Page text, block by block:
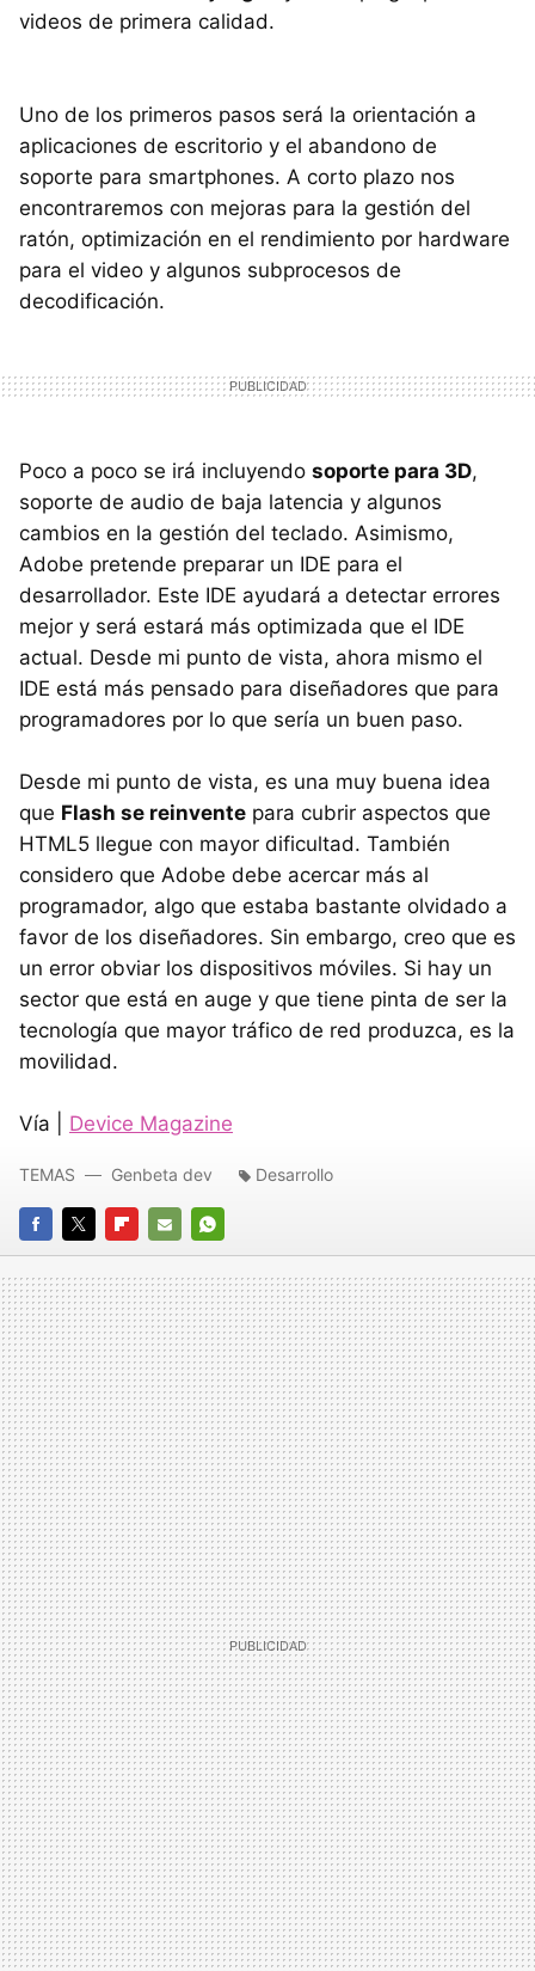
videos de primera calidad.
Uno de los primeros pasos será la orientación a
aplicaciones de escritorio y el abandono de
soporte para smartphones. A corto plazo nos
encontraremos con mejoras para la gestión del
ratón, optimización en el rendimiento por hardware
para el video y algunos subprocesos de
decodificación.
Poco a poco se irá incluyendo soporte para 3D,
soporte de audio de baja latencia y algunos
cambios en la gestión del teclado. Asimismo,
Adobe pretende preparar un IDE para el
desarrollador. Este IDE ayudará a detectar errores
mejor y será estará más optimizada que el IDE
actual. Desde mi punto de vista, ahora mismo el
IDE está más pensado para diseñadores que para
programadores por lo que sería un buen paso.
Desde mi punto de vista, es una muy buena idea
que Flash se reinvente para cubrir aspectos que
HTML5 llegue con mayor dificultad. También
considero que Adobe debe acercar más al
programador, algo que estaba bastante olvidado a
favor de los diseñadores. Sin embargo, creo que es
un error obviar los dispositivos móviles. Si hay un
sector que está en auge y que tiene pinta de ser la
tecnología que mayor tráfico de red produzca, es la
movilidad.
Vía | Device Magazine
FACEBOOK
TWITTERFLIPBOARD
E-
MAIL
WHATSAPP
TEMAS Genbeta dev Desarrollo